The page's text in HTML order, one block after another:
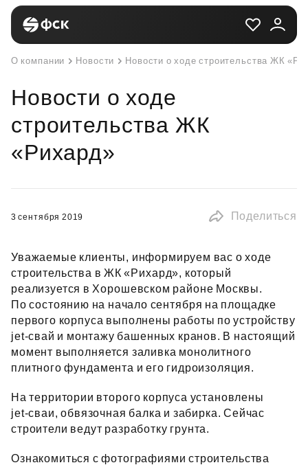
О компании Новости Новости о ходе строительства ЖК
Новости о ходе
строительства ЖК
«Рихард»
3 сентября 2019 Поделиться
Уважаемые клиенты, информируем вас о ходе
строительства в ЖК «Рихард», который
реализуется в Хорошевском районе Москвы.
По состоянию на начало сентября на площадке
первого корпуса выполнены работы по устройству
jet‑свай и монтажу башенных кранов. В настоящий
момент выполняется заливка монолитного
плитного фундамента и его гидроизоляция.
На территории второго корпуса установлены
jet‑сваи, обвязочная балка и забирка. Сейчас
строители ведут разработку грунта.
Ознакомиться с фотографиями строительства